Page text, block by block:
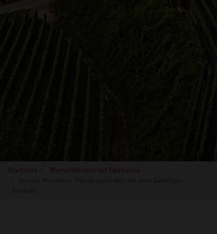
Startseite
Weinerlebnisse mit Fahrtwind